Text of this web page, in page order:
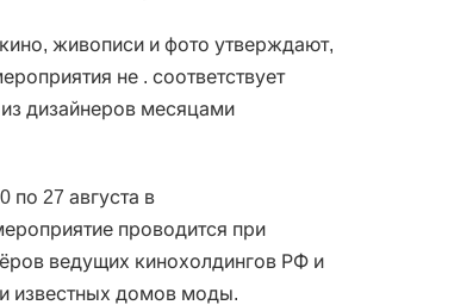
живописи и фото утверждают,
не . соответствует
дизайнеров месяцами
по 27 августа в
проводится при
ведущих кинохолдингов РФ и
известных домов моды.